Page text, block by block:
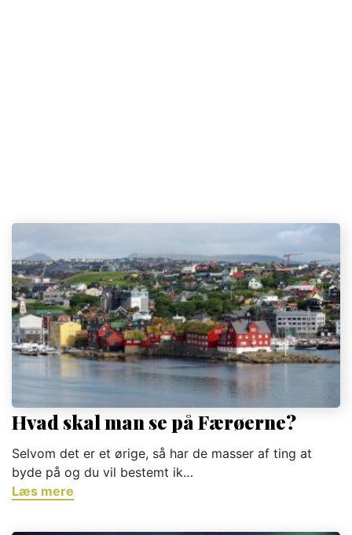
Hvad skal man se på Færøerne?
Selvom det er et ørige, så har de masser af ting at
byde på og du vil bestemt ik…
Læs mere